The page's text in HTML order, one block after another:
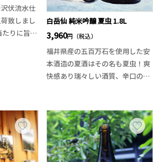
すまんさくの挑戦を、ぜひご体感
ください。
伏流水仕
致しまし
たりに旨味
魔をしま
の料理か
魚料理、夏
ぶ、カルパ
白岳仙 純米吟醸 夏虫 1.8L
3,960円（税込）
福井県産の五百万石を使用した安
本酒造の夏酒はその名も夏虫！爽
快感あり瑞々しい酒質、辛口の酒
強さがを感じさせます。透明感あ
る軽快な喉越し、是非旬の食材や
BBQなどと一緒にお楽しみくださ
い。